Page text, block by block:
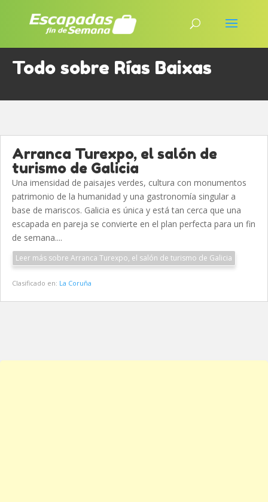
Todo sobre Rías Baixas
Arranca Turexpo, el salón de
turismo de Galicia
Una imensidad de paisajes verdes, cultura con monumentos
patrimonio de la humanidad y una gastronomía singular a
base de mariscos. Galicia es única y está tan cerca que una
escapada en pareja se convierte en el plan perfecta para un fin
de semana....
Leer más sobre Arranca Turexpo, el salón de turismo de Galicia
Clasificado en: La Coruña